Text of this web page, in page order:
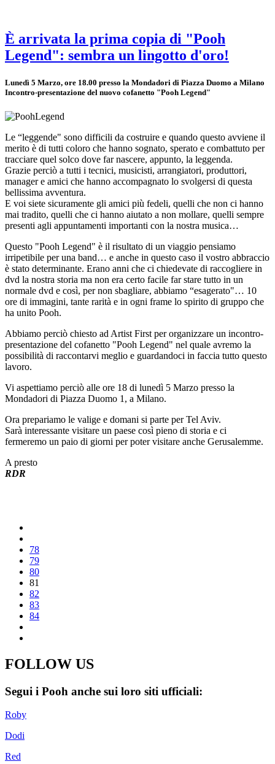
È arrivata la prima copia di "Pooh
Legend": sembra un lingotto d'oro!
Lunedì 5 Marzo, ore 18.00 presso la Mondadori di Piazza Duomo a Milano
Incontro-presentazione del nuovo cofanetto "Pooh Legend"
Le “leggende" sono difficili da costruire e quando questo avviene il
merito è di tutti coloro che hanno sognato, sperato e combattuto per
tracciare quel solco dove far nascere, appunto, la leggenda.
Grazie perciò a tutti i tecnici, musicisti, arrangiatori, produttori,
manager e amici che hanno accompagnato lo svolgersi di questa
bellissima avventura.
E voi siete sicuramente gli amici più fedeli, quelli che non ci hanno
mai tradito, quelli che ci hanno aiutato a non mollare, quelli sempre
presenti agli appuntamenti importanti con la nostra musica…
Questo "Pooh Legend" è il risultato di un viaggio pensiamo
irripetibile per una band… e anche in questo caso il vostro abbraccio
è stato determinante. Erano anni che ci chiedevate di raccogliere in
dvd la nostra storia ma non era certo facile far stare tutto in un
normale dvd e così, per non sbagliare, abbiamo “esagerato"… 10
ore di immagini, tante rarità e in ogni frame lo spirito di gruppo che
ha unito Pooh.
Abbiamo perciò chiesto ad Artist First per organizzare un incontro-
presentazione del cofanetto "Pooh Legend" nel quale avremo la
possibilità di raccontarvi meglio e guardandoci in faccia tutto questo
lavoro.
Vi aspettiamo perciò alle ore 18 di lunedì 5 Marzo presso la
Mondadori di Piazza Duomo 1, a Milano.
Ora prepariamo le valige e domani si parte per Tel Aviv.
Sarà interessante visitare un paese così pieno di storia e ci
fermeremo un paio di giorni per poter visitare anche Gerusalemme.
A presto
RDR
78
79
80
81
82
83
84
FOLLOW US
Segui i Pooh anche sui loro siti ufficiali:
Roby
Dodi
Red